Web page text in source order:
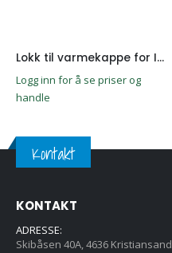
Lokk til varmekappe for IBC
Logg inn for å se priser og
handle
Kontakt
KONTAKT
ADRESSE:
Skibåsen 40A, 4636 Kristiansand